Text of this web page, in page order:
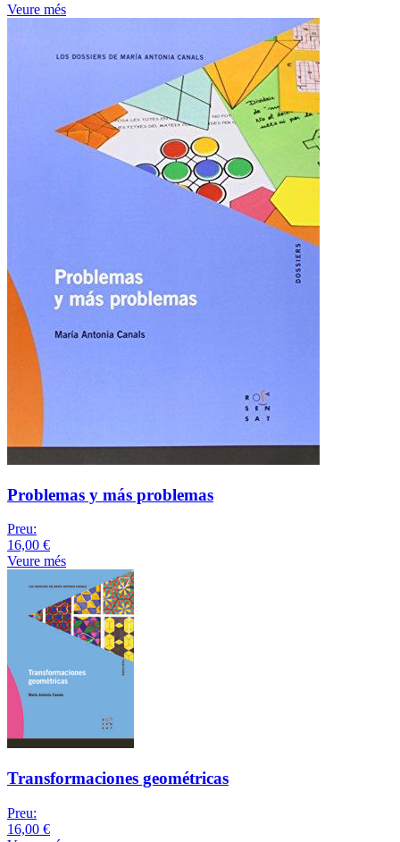
Veure més
Problemas y más problemas
Preu:
16,00 €
Veure més
Transformaciones geométricas
Preu:
16,00 €